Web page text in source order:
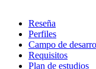
Reseña
Perfiles
Campo de
Requisitos
Plan de estudios